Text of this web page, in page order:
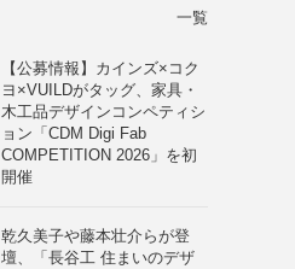
一覧
【公募情報】カインズ×コク
ヨ×VUILDがタッグ、家具・
木工品デザインコンペティシ
ョン「CDM Digi Fab
COMPETITION 2026」を初
開催
乾久美子や藤本壮介らが登
壇、「長谷工 住まいのデザ